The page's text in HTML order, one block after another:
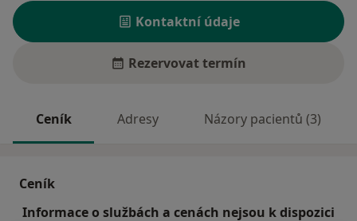
Kontaktní údaje
Rezervovat termín
Ceník Adresy Názory pacientů (3)
Ceník
Informace o službách a cenách nejsou k dispozici